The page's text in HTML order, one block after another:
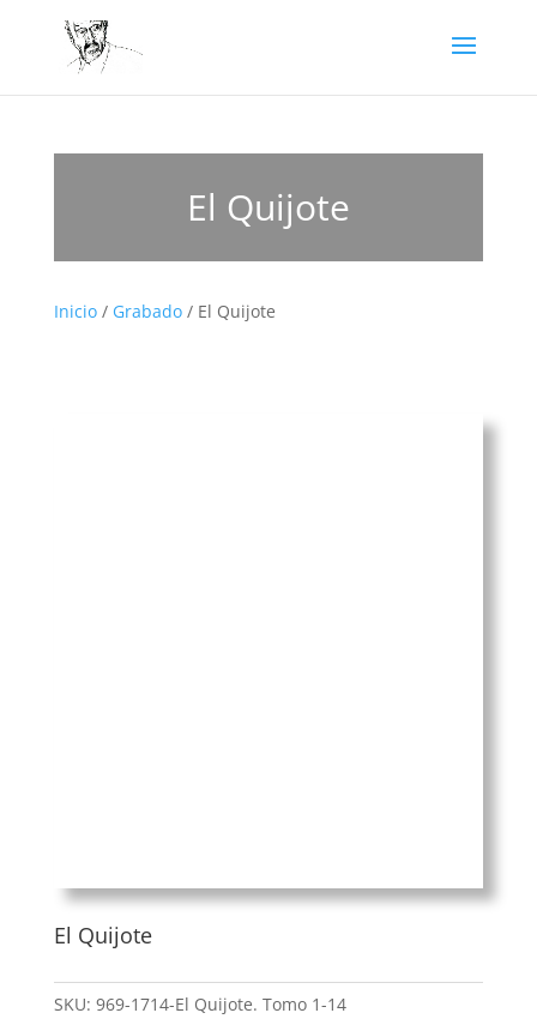
El Quijote
Inicio/ Grabado/ El Quijote
El Quijote
SKU: 969-1714-El Quijote. Tomo 1-14